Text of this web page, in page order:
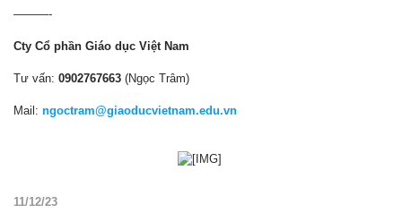
———-
Cty Cổ phần Giáo dục Việt Nam
Tư vấn: 0902767663 (Ngọc Trâm)
Mail: ngoctram@giaoducvietnam.edu.vn
11/12/23